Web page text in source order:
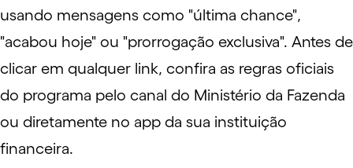
usando mensagens como "última chance",
"acabou hoje" ou "prorrogação exclusiva". Antes de
clicar em qualquer link, confira as regras oficiais
do programa pelo canal do Ministério da Fazenda
ou diretamente no app da sua instituição
financeira.